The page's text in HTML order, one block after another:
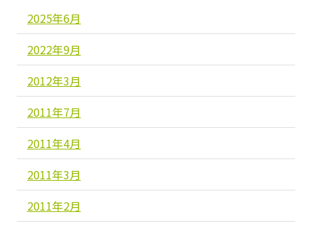
2025年6月
2022年9月
2012年3月
2011年7月
2011年4月
2011年3月
2011年2月